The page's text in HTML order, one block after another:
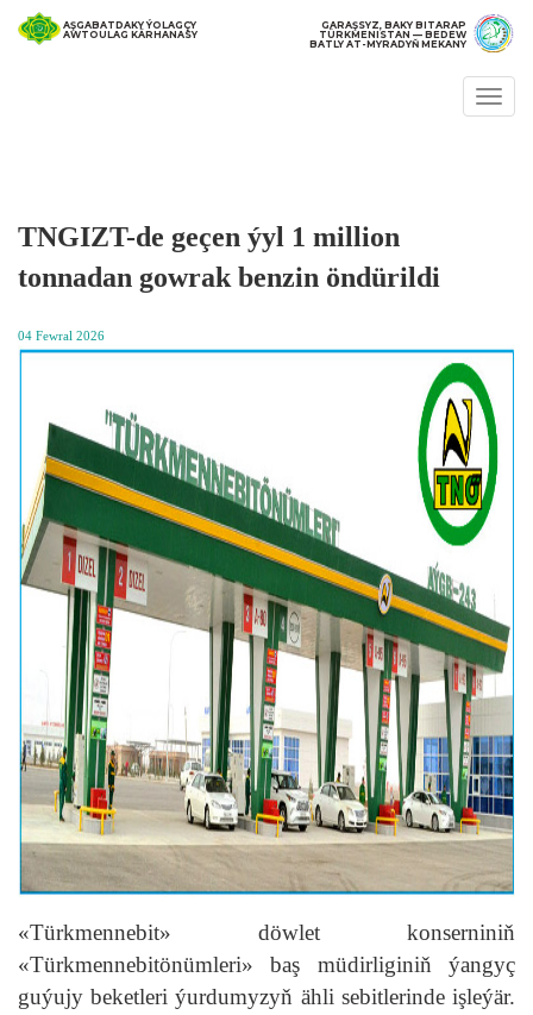
AŞGABATDAKY ÝOLAGÇY
AWTOULAG KÄRHANASY
GARAŞSYZ, BAKY BITARAP
TÜRKMENISTAN — BEDEW
BATLY AT-MYRADYŇ MEKANY
TNGIZT-de geçen ýyl 1 million
tonnadan gowrak benzin öndürildi
04 Fewral 2026
«Türkmennebit» döwlet konserniniň
«Türkmennebitönümleri» baş müdirliginiň ýangyç
guýujy beketleri ýurdumyzyň ähli sebitlerinde işleýär.